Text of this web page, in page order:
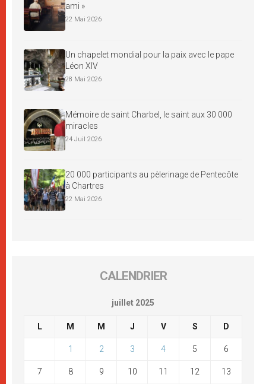
ami »
22 Mai 2026
Un chapelet mondial pour la paix avec le pape
Léon XIV
28 Mai 2026
Mémoire de saint Charbel, le saint aux 30 000
miracles
24 Juil 2026
20 000 participants au pèlerinage de Pentecôte
à Chartres
22 Mai 2026
CALENDRIER
juillet 2025
L M M J V S D
1 2 3 4 5 6
7 8 9 10 11 12 13